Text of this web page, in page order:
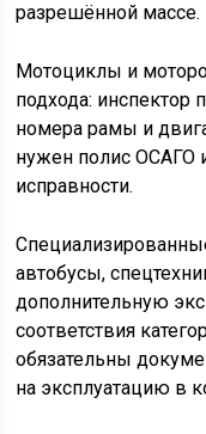
разрешённой массе.
Мотоциклы и
подхода: инспектор
номера рамы и
нужен полис ОСАГО
исправности.
автобусы,
дополнительную
соответствия
обязательны
на эксплуатацию в